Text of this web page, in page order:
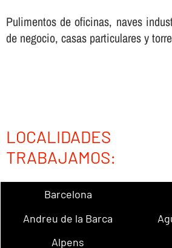
Pulimentos de oficinas, naves
de negocio, casas particulares y
TRABAJAMOS:
Barcelona
Andreu de la Barca
Alpens